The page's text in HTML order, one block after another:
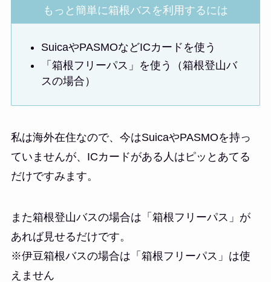
もっと簡単に箱根バスを利用するには
SuicaやPASMOなどICカードを使う
「箱根フリーパス」を使う（箱根登山バ
スの場合）
私は海外在住なので、今はSuicaやPASMOを持っ
ていませんが、ICカードがある人はピッとあてる
だけですみます。
また箱根登山バスの場合は「箱根フリーパス」が
あれば見せるだけです。
※伊豆箱根バスの場合は「箱根フリーパス」は使
えません